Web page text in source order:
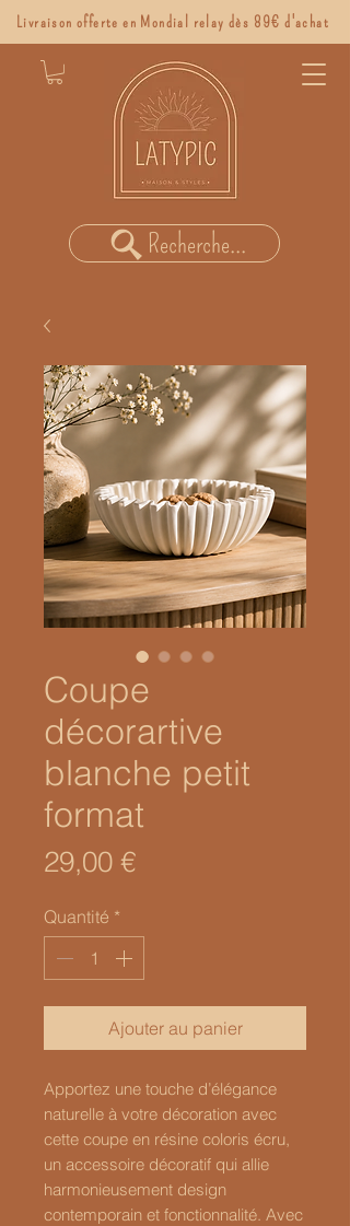
Recherche...
Livraison offerte en Mondial relay dès 89€ d'achat
Coupe
décorartive
blanche petit
format
29,00 €Prix
Quantité *
Ajouter au panier
Apportez une touche d’élégance
naturelle à votre décoration avec
cette coupe en résine coloris écru,
un accessoire décoratif qui allie
harmonieusement design
contemporain et fonctionnalité. Avec